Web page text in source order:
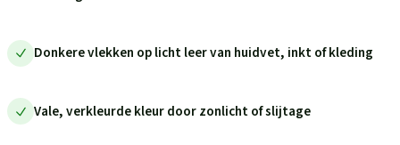
Donkere vlekken op licht leer van huidvet, inkt of kleding
Vale, verkleurde kleur door zonlicht of slijtage